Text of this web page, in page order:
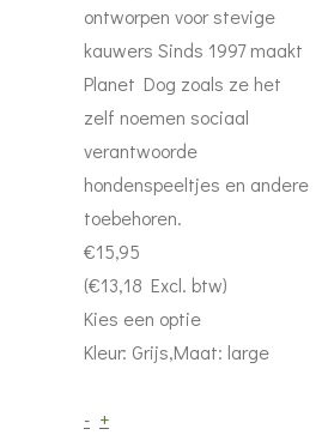
ontworpen voor stevige
kauwers Sinds 1997 maakt
Planet Dog zoals ze het
zelf noemen sociaal
verantwoorde
hondenspeeltjes en andere
toebehoren.
€15,95
(€13,18 Excl. btw)
Kies een optie
Kleur: Grijs,Maat: large
- +